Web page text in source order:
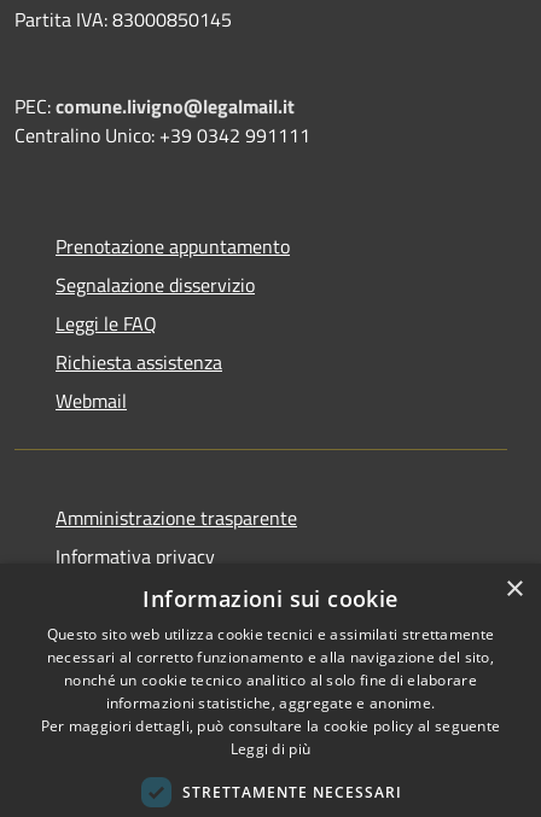
Partita IVA: 83000850145
PEC:comune.livigno@legalmail.it
Centralino Unico: +39 0342 991111
Prenotazione appuntamento
Segnalazione disservizio
Leggi le FAQ
Richiesta assistenza
Webmail
Amministrazione trasparente
Informativa privacy
Dichiarazione di accessibilità
Whistleblowing - segnalazione illeciti
Copyright © 2026 • Comune di
×
Informazioni sui cookie
Questo sito web utilizza cookie tecnici e assimilati strettamente
necessari al corretto funzionamento e alla navigazione del sito,
nonché un cookie tecnico analitico al solo fine di elaborare
informazioni statistiche, aggregate e anonime.
Per maggiori dettagli, può consultare la cookie policy al seguente
Leggi di più
STRETTAMENTE NECESSARI